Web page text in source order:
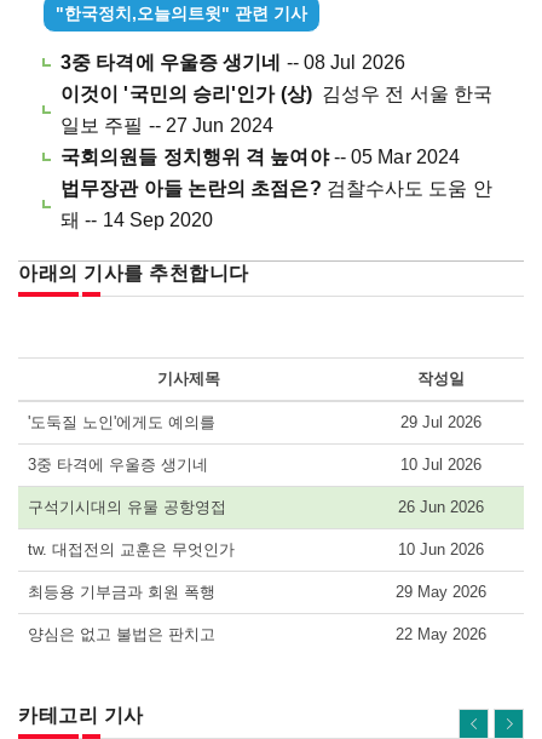
"한국정치,오늘의트윗" 관련 기사
3중 타격에 우울증 생기네
-- 08 Jul 2026
이것이 '국민의 승리'인가 (상) 김성우 전 서울 한국
일보 주필 -- 27 Jun 2024
국회의원들 정치행위 격 높여야-- 05 Mar 2024
법무장관 아들 논란의 초점은? 검찰수사도 도움 안
돼 -- 14 Sep 2020
아래의 기사를 추천합니다
기사제목 작성일
'도둑질 노인'에게도 예의를 29 Jul 2026
3중 타격에 우울증 생기네 10 Jul 2026
구석기시대의 유물 공항영접 26 Jun 2026
tw. 대접전의 교훈은 무엇인가 10 Jun 2026
최등용 기부금과 회원 폭행 29 May 2026
양심은 없고 불법은 판치고 22 May 2026
카테고리 기사